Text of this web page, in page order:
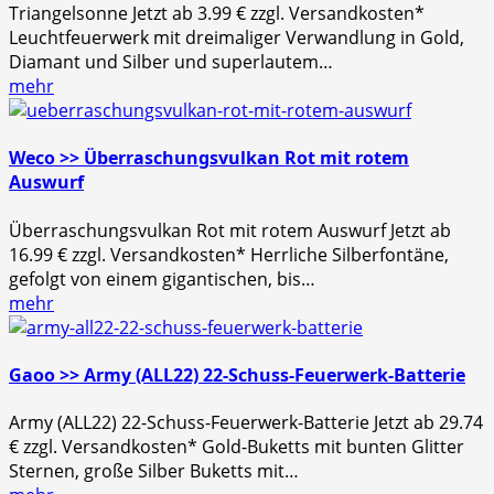
Triangelsonne Jetzt ab 3.99 € zzgl. Versandkosten*
Leuchtfeuerwerk mit dreimaliger Verwandlung in Gold,
Diamant und Silber und superlautem…
mehr
Weco >> Überraschungsvulkan Rot mit rotem
Auswurf
Überraschungsvulkan Rot mit rotem Auswurf Jetzt ab
16.99 € zzgl. Versandkosten* Herrliche Silberfontäne,
gefolgt von einem gigantischen, bis…
mehr
Gaoo >> Army (ALL22) 22-Schuss-Feuerwerk-Batterie
Army (ALL22) 22-Schuss-Feuerwerk-Batterie Jetzt ab 29.74
€ zzgl. Versandkosten* Gold-Buketts mit bunten Glitter
Sternen, große Silber Buketts mit…